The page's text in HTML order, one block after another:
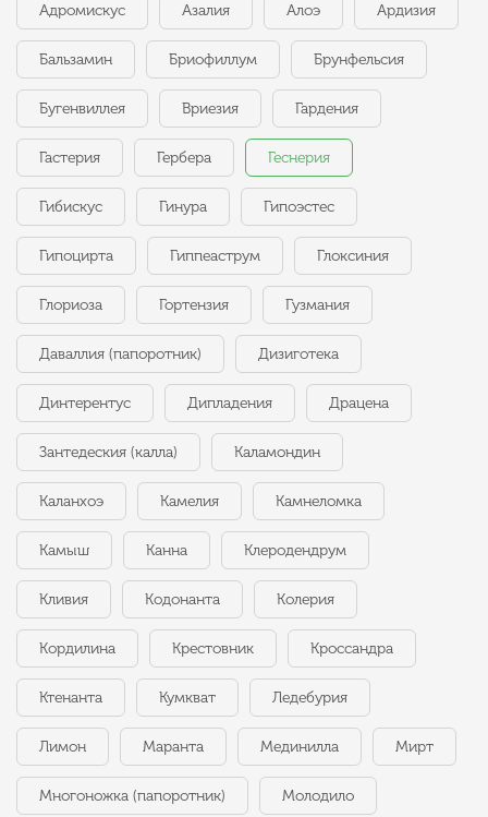
Адромискус Азалия Алоэ Ардизия
Бальзамин Бриофиллум Брунфельсия
Бугенвиллея Вриезия Гардения
Гастерия Гербера Геснерия
Гибискус Гинура Гипоэстес
Гипоцирта Гиппеаструм Глоксиния
Глориоза Гортензия Гузмания
Даваллия (папоротник) Дизиготека
Динтерентус Дипладения Драцена
Зантедеския (калла) Каламондин
Каланхоэ Камелия Камнеломка
Камыш Канна Клеродендрум
Кливия Кодонанта Колерия
Кордилина Крестовник Кроссандра
Ктенанта Кумкват Ледебурия
Лимон Маранта Мединилла Мирт
Многоножка (папоротник) Молодило